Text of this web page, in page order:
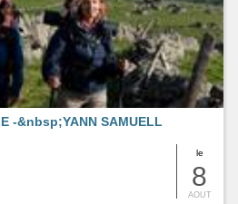
le
8
AOUT
-&nbsp;YANN SAMUELL